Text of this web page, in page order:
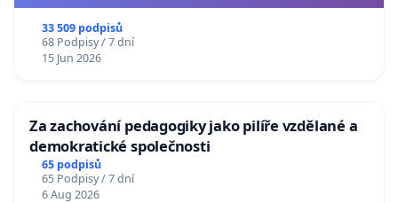
33 509 podpisů
68 Podpisy / 7 dní
15 Jun 2026
Za zachování pedagogiky jako pilíře vzdělané a
demokratické společnosti
65 podpisů
65 Podpisy / 7 dní
6 Aug 2026